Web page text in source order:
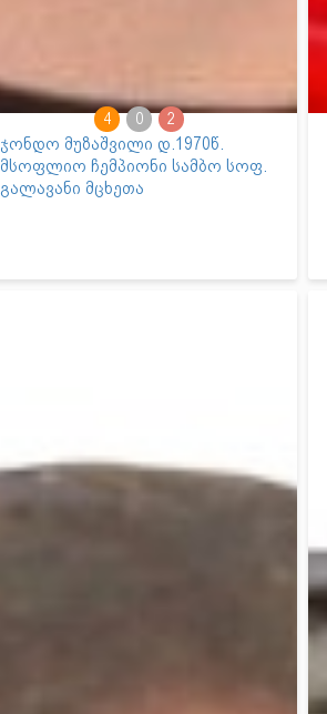
ჯონდო მუზაშვილი დ.1970წ.
მსოფლიო ჩემპიონი სამბო სოფ.
გალავანი მცხეთა
4 0 2